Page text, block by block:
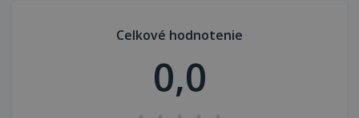
Celkové hodnotenie
0,0